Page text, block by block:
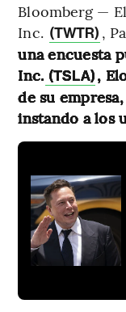
Bloomberg —
Inc. (TWTR) ,
una encuesta
Inc. (TSLA),
de su
instando a los